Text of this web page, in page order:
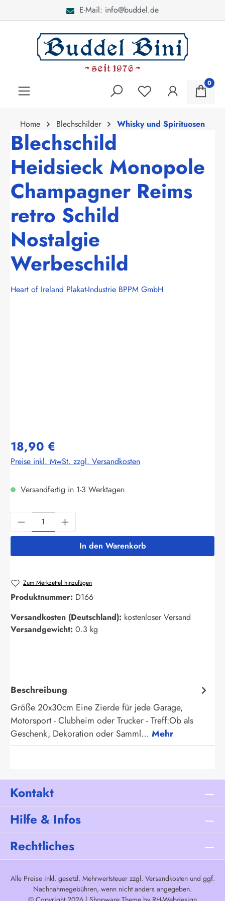
E-Mail: info@buddel.de
0
Home Blechschilder Whisky und Spirituosen
Blechschild
Heidsieck Monopole
Champagner Reims
retro Schild
Nostalgie
Werbeschild
Heart of Ireland Plakat-Industrie BPPM GmbH
18,90 €
Preise inkl. MwSt. zzgl. Versandkosten
Versandfertig in 1-3 Werktagen
Produkt Anzahl: Gib den gewünschten
In den Warenkorb
Zum Merkzettel hinzufügen
Produktnummer: D166
Versandkosten (Deutschland): kostenloser Versand
Versandgewicht: 0.3 kg
Beschreibung
Größe 20x30cm Eine Zierde für jede Garage,
Motorsport - Clubheim oder Trucker - Treff:Ob als
Geschenk, Dekoration oder Samml… Mehr
Kontakt
Hilfe & Infos
Rechtliches
Alle Preise inkl. gesetzl. Mehrwertsteuer zzgl. Versandkostenund ggf.
Nachnahmegebühren, wenn nicht anders angegeben.